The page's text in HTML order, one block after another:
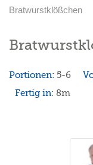
Bratwurstklößchen
Portionen:5-6
Fertig in: 8m